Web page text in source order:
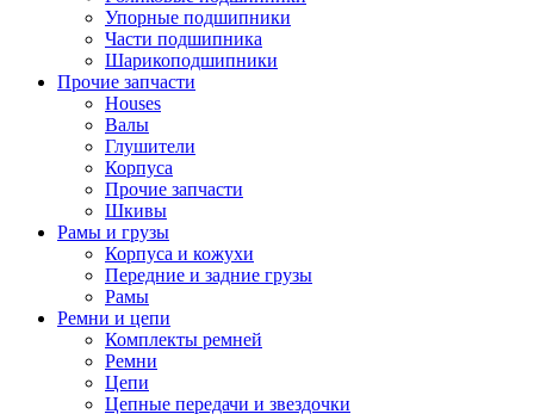
Упорные подшипники
Части подшипника
Шарикоподшипники
Прочие запчасти
Houses
Валы
Глушители
Корпуса
Прочие запчасти
Шкивы
Рамы и грузы
Корпуса и кожухи
Передние и задние грузы
Рамы
Ремни и цепи
Комплекты ремней
Ремни
Цепи
Цепные передачи и звездочки